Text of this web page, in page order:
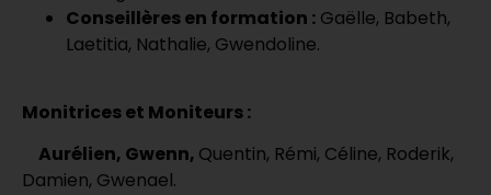
Conseillères en formation : Gaëlle, Babeth,
Laetitia, Nathalie, Gwendoline.
Monitrices et Moniteurs :
Aurélien, Gwenn, Quentin, Rémi, Céline, Roderik,
Damien, Gwenael.